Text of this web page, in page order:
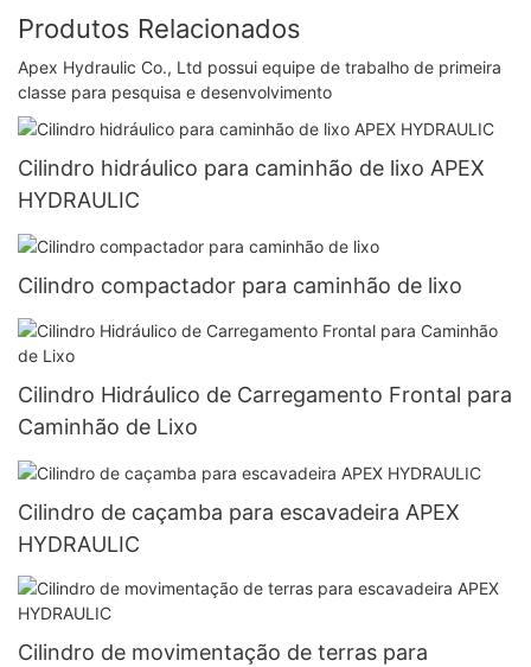
Produtos Relacionados
Apex Hydraulic Co., Ltd possui equipe de trabalho de primeira
classe para pesquisa e desenvolvimento
Cilindro hidráulico para caminhão de lixo APEX
HYDRAULIC
Cilindro compactador para caminhão de lixo
Cilindro Hidráulico de Carregamento Frontal para
Caminhão de Lixo
Cilindro de caçamba para escavadeira APEX
HYDRAULIC
Cilindro de movimentação de terras para